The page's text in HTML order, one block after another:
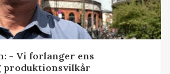
- Vi forlanger ens
produktionsvilkår